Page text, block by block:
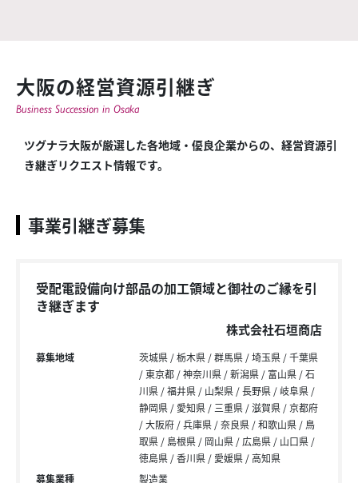
大阪の経営資源引継ぎ
Business Succession in Osaka
ツグナラ大阪が厳選した各地域・優良企業からの、経営資源引
き継ぎリクエスト情報です。
事業引継ぎ募集
受配電設備向け部品の加工領域と御社のご縁を引
き継ぎます
株式会社石垣商店
募集地域 茨城県 栃木県 群馬県 埼玉県
千葉県
東京都
神奈川県 新潟県 富山県
石
川県
福井県 山梨県 長野県
岐阜県
静岡県
愛知県 三重県 滋賀県
京都府
大阪府
兵庫県 奈良県 和歌山県
鳥
取県
島根県 岡山県 広島県
山口県
徳島県
香川県 愛媛県
高知県
募集業種
製造業